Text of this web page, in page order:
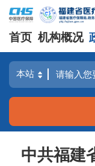
首页 机构概况
中共福建